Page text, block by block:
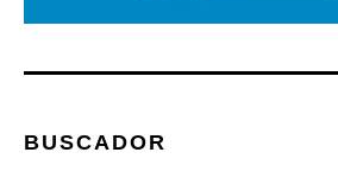
BUSCADOR